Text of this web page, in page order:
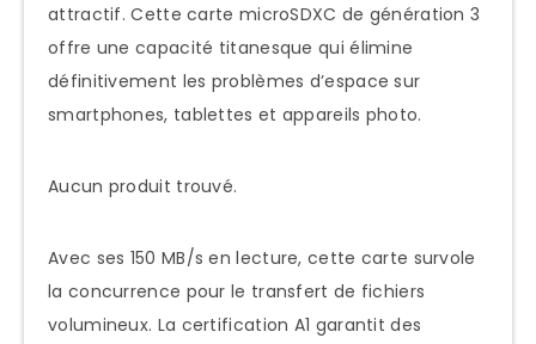
attractif. Cette carte microSDXC de génération 3
offre une capacité titanesque qui élimine
définitivement les problèmes d’espace sur
smartphones, tablettes et appareils photo.
Aucun produit trouvé.
Avec ses 150 MB/s en lecture, cette carte survole
la concurrence pour le transfert de fichiers
volumineux. La certification A1 garantit des